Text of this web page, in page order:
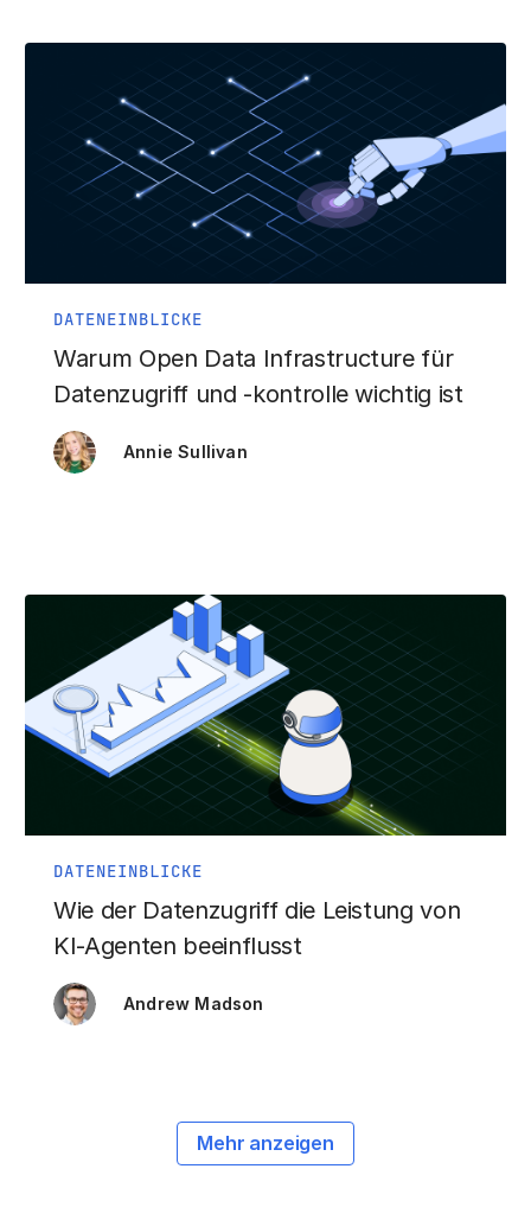
DATENEINBLICKE
Warum Open Data Infrastructure für
Datenzugriff und -kontrolle wichtig ist
Annie Sullivan
DATENEINBLICKE
Wie der Datenzugriff die Leistung von
KI-Agenten beeinflusst
Andrew Madson
Mehr anzeigen